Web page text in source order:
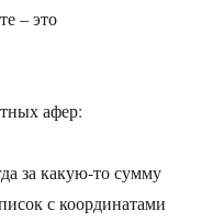
– это
афер:
за какую-то сумму
с координатами